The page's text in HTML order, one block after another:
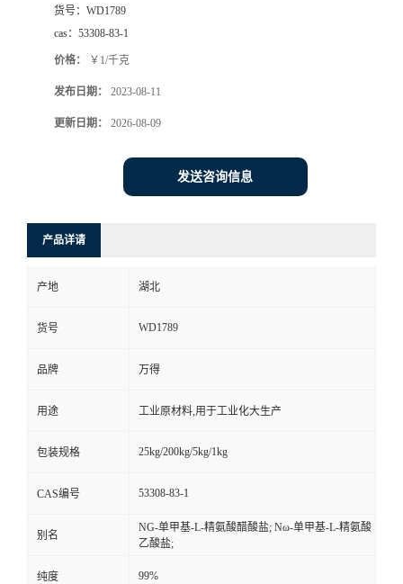
货号： WD1789
cas： 53308-83-1
价格： ￥1/千克
发布日期： 2023-08-11
更新日期： 2026-08-09
发送咨询信息
产品详请
产地 湖北
货号 WD1789
品牌 万得
用途 工业原材料,用于工业化大生产
包装规格 25kg/200kg/5kg/1kg
CAS编号 53308-83-1
别名
NG-单甲基-L-精氨酸醋酸盐; Nω-单甲基-L-精氨酸
乙酸盐;
纯度 99%